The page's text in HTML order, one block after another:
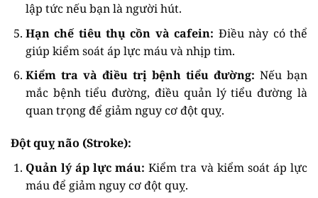
lập tức nếu bạn là người hút.
Hạn chế tiêu thụ cồn và cafein: Điều này có thể
giúp kiểm soát áp lực máu và nhịp tim.
Kiểm tra và điều trị bệnh tiểu đường: Nếu bạn
mắc bệnh tiểu đường, điều quản lý tiểu đường là
quan trọng để giảm nguy cơ đột quỵ.
Đột quỵ não (Stroke):
Quản lý áp lực máu: Kiểm tra và kiểm soát áp lực
máu để giảm nguy cơ đột quỵ.